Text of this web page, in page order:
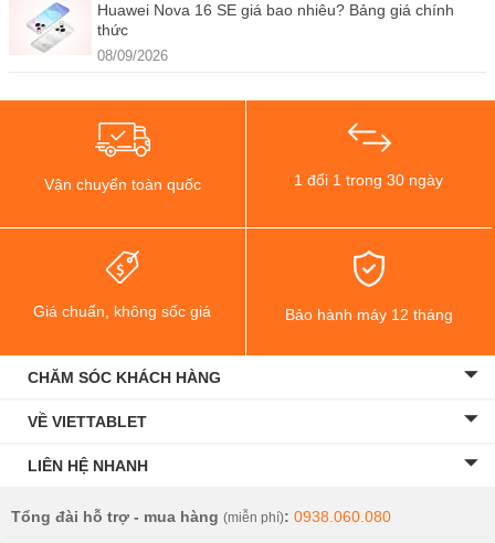
Huawei Nova 16 SE giá bao nhiêu? Bảng giá chính
thức
08/09/2026
Vận chuyển toàn quốc 1 đổi 1 trong 30 ngày
Giá chuẩn, không sốc giá Bảo hành máy 12 tháng
CHĂM SÓC KHÁCH HÀNG
VỀ VIETTABLET
LIÊN HỆ NHANH
Tổng đài hỗ trợ - mua hàng (miễn phí): 0938.060.080